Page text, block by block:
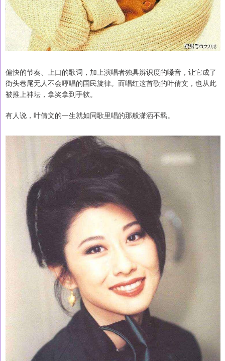
偏快的节奏、上口的歌词，加上演唱者独具辨识度的嗓音，让它成了
街头巷尾无人不会哼唱的国民旋律。而唱红这首歌的叶倩文，也从此
被推上神坛，拿奖拿到手软。
有人说，叶倩文的一生就如同歌里唱的那般潇洒不羁。